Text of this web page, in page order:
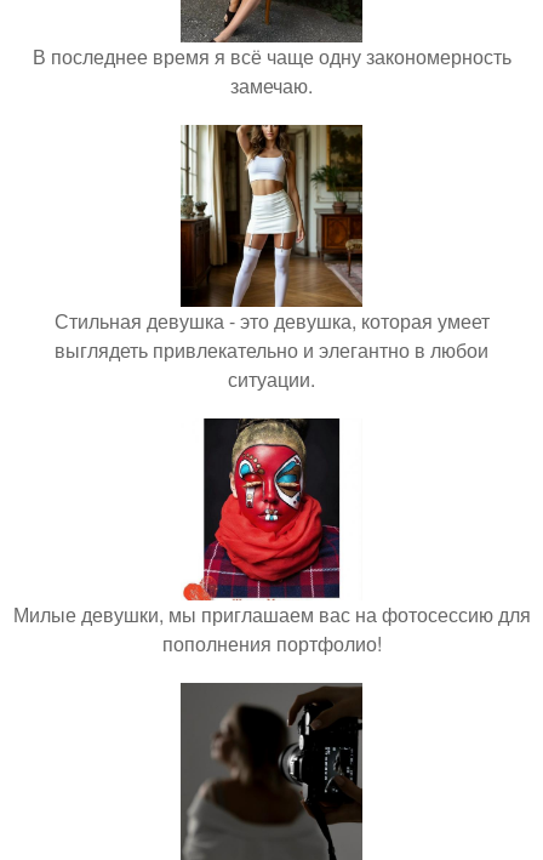
В последнее время я всё чаще одну закономерность
замечаю.
Стильная девушка - это девушка, которая умеет
выглядеть привлекательно и элегантно в любои
ситуации.
Милые девушки, мы приглашаем вас на фотосессию для
пополнения портфолио!